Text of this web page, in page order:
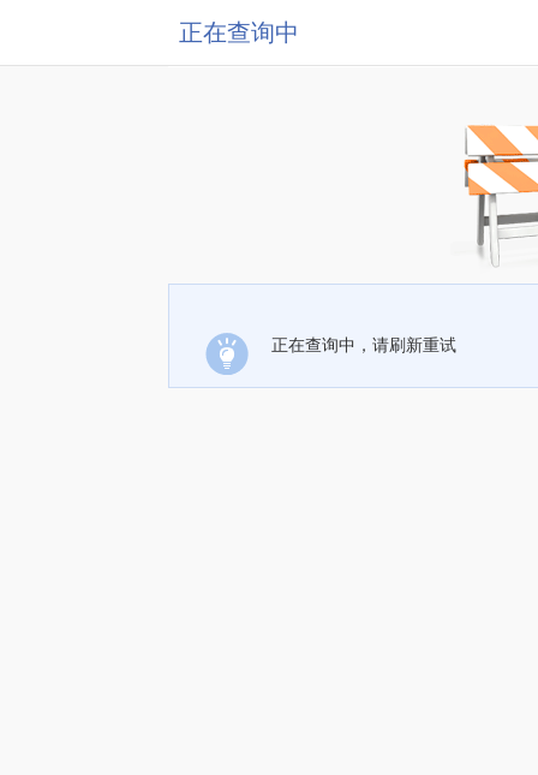
正在查询中
正在查询中，请刷新重试